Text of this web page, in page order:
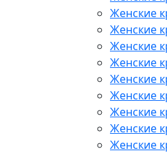
Женские
Женские
Женские
Женские
Женские
Женские
Женские
Женские
Женские